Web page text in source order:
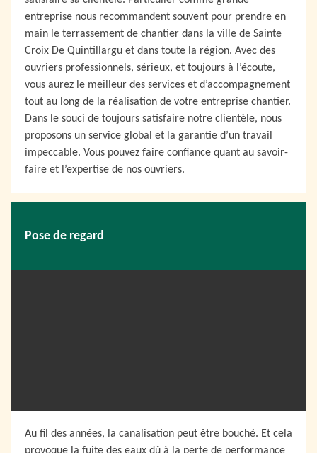
entreprise nous recommandent souvent pour prendre en
main le terrassement de chantier dans la ville de Sainte
Croix De Quintillargu et dans toute la région. Avec des
ouvriers professionnels, sérieux, et toujours à l’écoute,
vous aurez le meilleur des services et d’accompagnement
tout au long de la réalisation de votre entreprise chantier.
Dans le souci de toujours satisfaire notre clientèle, nous
proposons un service global et la garantie d’un travail
impeccable. Vous pouvez faire confiance quant au savoir-
faire et l’expertise de nos ouvriers.
Pose de regard
Au fil des années, la canalisation peut être bouché. Et cela